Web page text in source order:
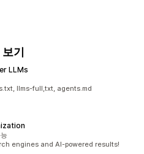
기
LLMs
llms-full,txt, agents.md
engines and AI-powered results!